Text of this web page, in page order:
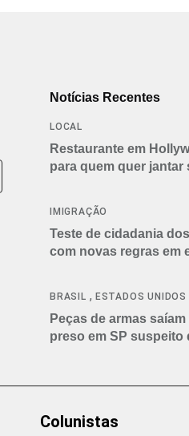
Notícias Recentes
LOCAL
Restaurante em
para quem quer jantar
IMIGRAÇÃO
Teste de cidadania
com novas regras em
BRASIL , ESTADOS UNIDOS
Peças de armas
preso em SP suspeito
Colunistas